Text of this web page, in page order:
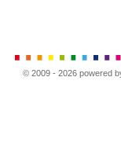
© 2009 - 2026 powered